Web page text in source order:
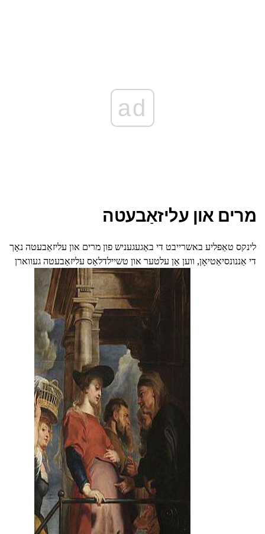
ad
מרים און עליזאַבעטה
לינקס טאַפליע באשרייבט די באַגעגעניש פון מרים און עליזאַבעטה נאָך
די אַננונסיאַטיאָן, ווען אַן עלטער און טשיילדלאַס עליזאַבעטה געווארן